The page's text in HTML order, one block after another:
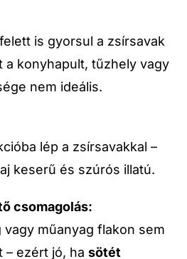
is gyorsul a zsírsavak
a konyhapult, tűzhely vagy
nem ideális.
lép a zsírsavakkal –
keserű és szúrós illatú.
csomagolás:
vagy műanyag flakon sem
– ezért jó, hasötét